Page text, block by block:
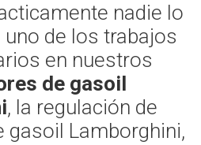
nadie lo
de los trabajos
en nuestros
de gasoil
, la regulación de
gasoil Lamborghini,